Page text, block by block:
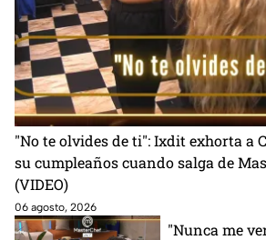
"No te olvides de ti": Ixdit exhorta a
su cumpleaños cuando salga de
(VIDEO)
06 agosto, 2026
"Nunca me